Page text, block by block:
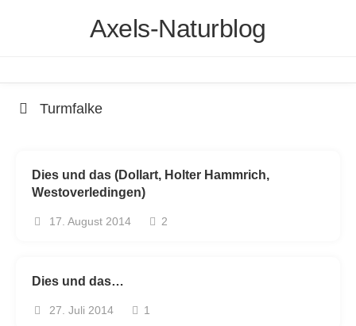
Axels-Naturblog
Turmfalke
Dies und das (Dollart, Holter Hammrich,
Westoverledingen)
17. August 2014 2
Dies und das…
27. Juli 2014 1